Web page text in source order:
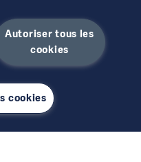
peut ne pas être
Les informations ne
tout ou en partie, sans
reflètent ou ne
points de vue de Getinge.
Autoriser tous les
cookies
cookies